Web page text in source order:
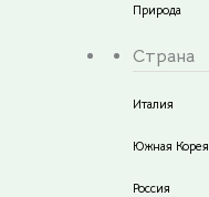
Природа
Страна
Италия
Южная Корея
Россия